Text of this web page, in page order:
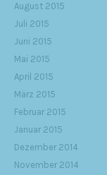
August 2015
Juli 2015
Juni 2015
Mai 2015
April 2015
März 2015
Februar 2015
Januar 2015
Dezember 2014
November 2014